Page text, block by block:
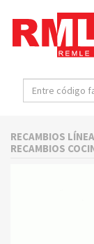
RECAMBIOS
RECAMBIOS